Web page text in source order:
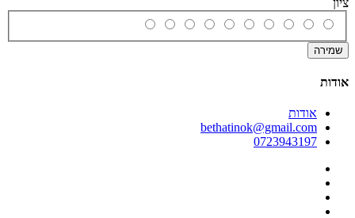
ציון
שמירה
אודות
אודות
bethatinok@gmail.com
0723943197